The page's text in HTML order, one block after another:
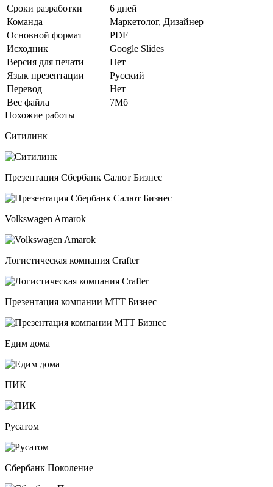
Сроки разработки
6 дней
Команда
Маркетолог, Дизайнер
Основной формат
PDF
Исходник
Google Slides
Версия для печати
Нет
Язык презентации
Русский
Перевод
Нет
Вес файла
7Мб
Похожие работы
Ситилинк
Презентация Сбербанк Салют Бизнес
Volkswagen Amarok
Логистическая компания Crafter
Презентация компании МТТ Бизнес
Едим дома
ПИК
Русатом
Сбербанк Поколение